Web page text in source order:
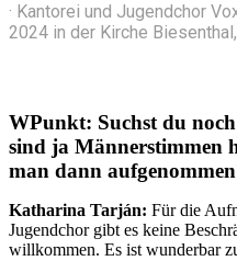
· Kantorei und Jugendchor
2024 in der Kirche
WPunkt: Suchst du
sind ja Männerstimmen
man dann
Katharina Tarján: Für die
Jugendchor gibt es keine
willkommen. Es ist wunderbar